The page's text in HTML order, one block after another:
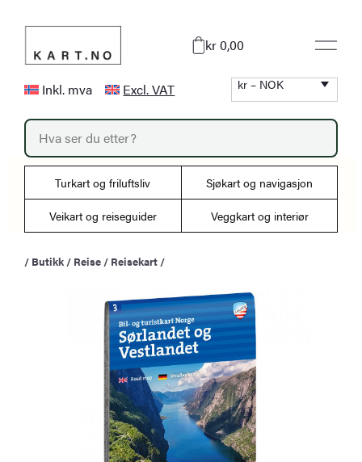
innhold
kr 0,00
Inkl. mva Excl. VAT kr – NOK
P
o
d
t
r
Turkart og friluftsliv Sjøkart og navigasjon
Veikart og reiseguider Veggkart og interiør
/ Butikk / Reise / Reisekart /